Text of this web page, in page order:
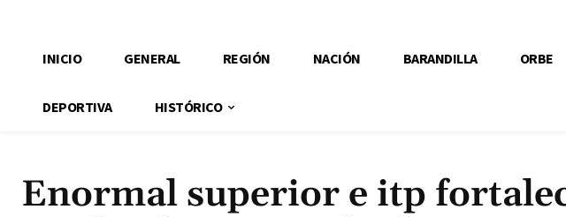
INICIO GENERAL REGIÓN NACIÓN BARANDILLA ORBE
DEPORTIVA HISTÓRICO
Enormal superior e itp